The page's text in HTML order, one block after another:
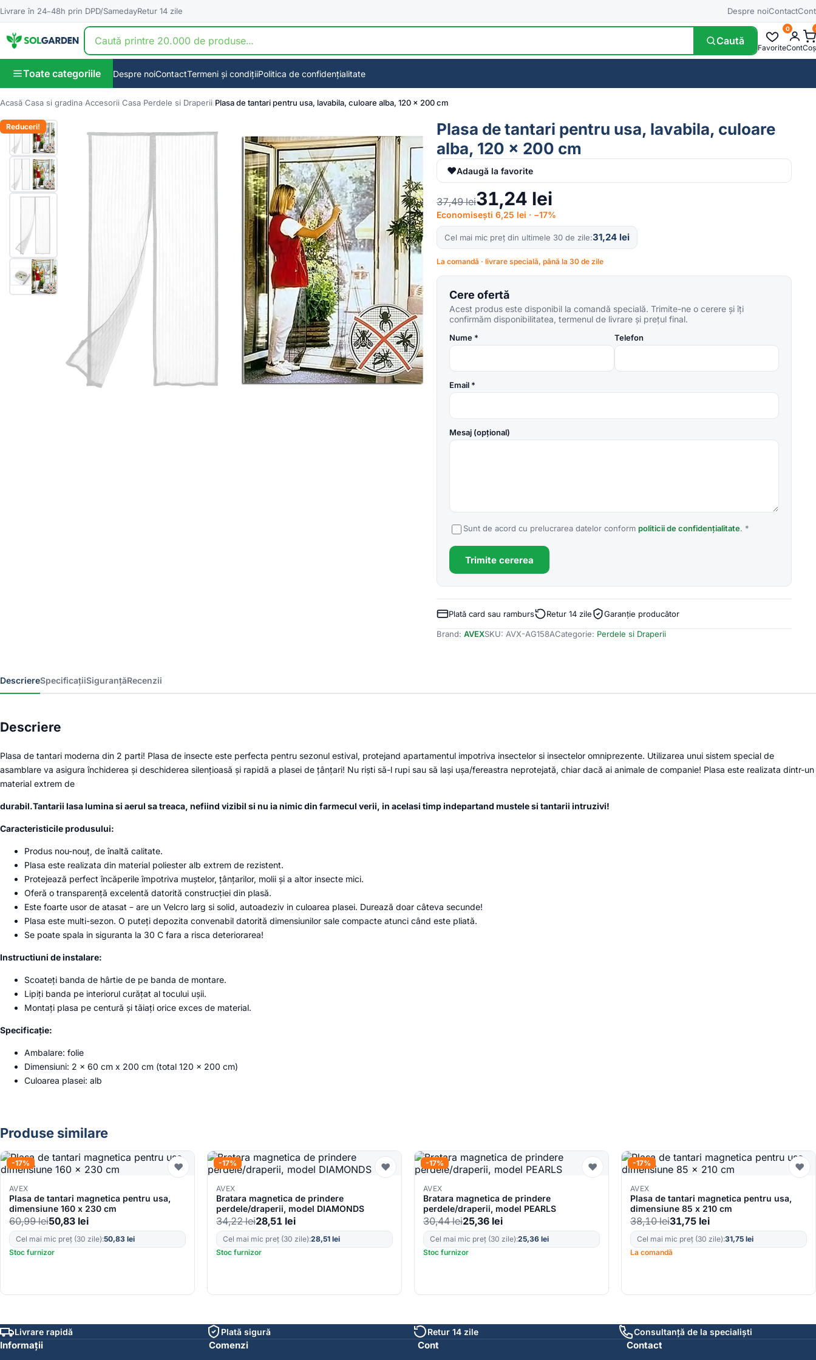
Livrare în 24–48h prin DPD/SamedayRetur 14 zile Despre noiContactCont
Caută
Favorite
0
ContCoș
Toate categoriile Despre noiContactTermeni și condițiiPolitica de confidențialitate
Acasă Casa si gradina Accesorii Casa Perdele si Draperii Plasa de tantari pentru usa, lavabila, culoare alba, 120 x 200 cm
Reduceri!
🔍
Plasa de tantari pentru usa, lavabila, culoare
alba, 120 x 200 cm
♥Adaugă la favorite
37,49lei31,24 lei
Economisești 6,25 lei · −17%
Cel mai mic preț din ultimele 30 de zile 31,24 lei
La comandă · livrare specială, până la 30 de zile
Cere ofertă
Acest produs este disponibil la comandă specială. Trimite-ne o cerere și îți
confirmăm disponibilitatea, termenul de livrare și prețul final.
Nume * Telefon
Email *
Mesaj (opțional)
Sunt de acord cu prelucrarea datelor conformpoliticii de confidențialitate. *
Trimite cererea
Plată card sau ramburs Retur 14 zile Garanție producător
Brand:AVEXSKU: AVX-AG158ACategorie: Perdele si Draperii
DescriereSpecificațiiSiguranțăRecenzii
Descriere
Plasa de tantari moderna din 2 parti! Plasa de insecte este perfecta pentru sezonul estival, protejand apartamentul impotriva insectelor si insectelor omniprezente. Utilizarea unui sistem special de
asamblare va asigura închiderea și deschiderea silențioasă și rapidă a plasei de țânțari! Nu riști să-l rupi sau să lași ușa/fereastra neprotejată, chiar dacă ai animale de companie! Plasa este realizata dintr-un
material extrem de
durabil.Tantarii lasa lumina si aerul sa treaca, nefiind vizibil si nu ia nimic din farmecul verii, in acelasi timp indepartand mustele si tantarii intruzivi!
Caracteristicile produsului:
Produs nou-nouț, de înaltă calitate.
Plasa este realizata din material poliester alb extrem de rezistent.
Protejează perfect încăperile împotriva muștelor, țânțarilor, molii și a altor insecte mici.
Oferă o transparență excelentă datorită construcției din plasă.
Este foarte usor de atasat – are un Velcro larg si solid, autoadeziv in culoarea plasei. Durează doar câteva secunde!
Plasa este multi-sezon. O puteți depozita convenabil datorită dimensiunilor sale compacte atunci când este pliată.
Se poate spala in siguranta la 30 C fara a risca deteriorarea!
Instructiuni de instalare:
Scoateți banda de hârtie de pe banda de montare.
Lipiți banda pe interiorul curățat al tocului ușii.
Montați plasa pe centură și tăiați orice exces de material.
Specificație:
Ambalare: folie
Dimensiuni: 2 x 60 cm x 200 cm (total 120 x 200 cm)
Culoarea plasei: alb
Produse similare
-17% ♥
AVEX
Plasa de tantari magnetica pentru usa,
dimensiune 160 x 230 cm
60,99lei50,83 lei
Cel mai mic preț (30 zile):50,83 lei
Stoc furnizor
-17% ♥
AVEX
Bratara magnetica de prindere
perdele/draperii, model DIAMONDS
34,22lei28,51 lei
Cel mai mic preț (30 zile):28,51 lei
Stoc furnizor
-17% ♥
AVEX
Bratara magnetica de prindere
perdele/draperii, model PEARLS
30,44lei25,36 lei
Cel mai mic preț (30 zile):25,36 lei
Stoc furnizor
-17% ♥
AVEX
Plasa de tantari magnetica pentru usa,
dimensiune 85 x 210 cm
38,10lei31,75 lei
Cel mai mic preț (30 zile):31,75 lei
La comandă
Livrare rapidă Plată sigură Retur 14 zile Consultanță de la specialiști
Informații Comenzi Cont Contact